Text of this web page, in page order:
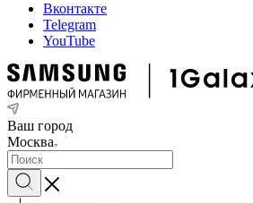
Вконтакте
Telegram
YouTube
Ваш город
Москва